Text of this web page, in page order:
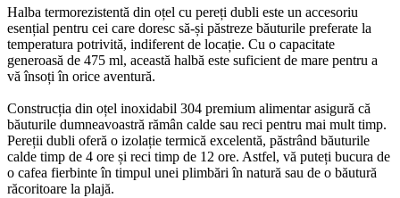
Halba termorezistentă din oțel cu pereți dubli este un accesoriu
esențial pentru cei care doresc să-și păstreze băuturile preferate la
temperatura potrivită, indiferent de locație. Cu o capacitate
generoasă de 475 ml, această halbă este suficient de mare pentru a
vă însoți în orice aventură.
Construcția din oțel inoxidabil 304 premium alimentar asigură că
băuturile dumneavoastră rămân calde sau reci pentru mai mult timp.
Pereții dubli oferă o izolație termică excelentă, păstrând băuturile
calde timp de 4 ore și reci timp de 12 ore. Astfel, vă puteți bucura de
o cafea fierbinte în timpul unei plimbări în natură sau de o băutură
răcoritoare la plajă.